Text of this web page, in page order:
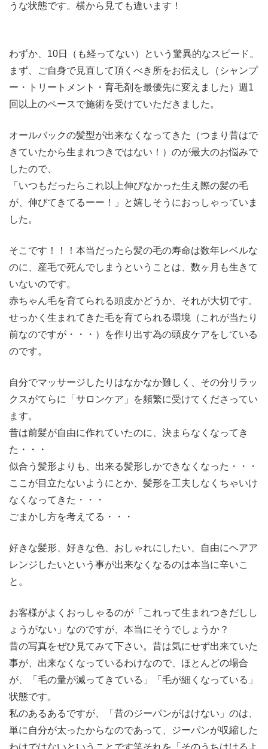
うな状態です。横から見ても違います！
わずか、10日（も経ってない）という驚異的なスピード。
まず、ご自身で見直して頂くべき所をお伝えし（シャンプ
ー・トリートメント・育毛剤を最優先に変えました）週1
回以上のペースで施術を受けていただきました。
オールバックの髪型が出来なくなってきた（つまり昔はで
きていたから生まれつきではない！）のが最大のお悩みで
したので、
「いつもだったらこれ以上伸びなかった生え際の髪の毛
が、伸びてきてるーー！」と嬉しそうにおっしゃっていま
した。
そこです！！！本当だったら髪の毛の寿命は数年レベルな
のに、産毛で死んでしまうということは、数ヶ月も生きて
いないのです。
赤ちゃん毛を育てられる頭皮かどうか、それが大切です。
せっかく生まれてきた毛を育てられる環境（これが当たり
前なのですが・・・）を作り出す為の頭皮ケアをしている
のです。
自分でマッサージしたりはなかなか難しく、その分リラッ
クスがてらに「サロンケア」を頻繁に受けてくださってい
ます。
昔は前髪が自由に作れていたのに、決まらなくなってき
た・・・
似合う髪形よりも、出来る髪形しかできなくなった・・・
ここが目立たないようにとか、髪形を工夫しなくちゃいけ
なくなってきた・・・
ごまかし方を考えてる・・・
好きな髪形、好きな色、おしゃれにしたい、自由にヘアア
レンジしたいという事が出来なくなるのは本当に辛いこ
と。
お客様がよくおっしゃるのが「これって生まれつきだしし
ょうがない」なのですが、本当にそうでしょうか？
昔の写真をぜひ見てみて下さい。昔は気にせず出来ていた
事が、出来なくなっているわけなので、ほとんどの場合
が、「毛の量が減ってきている」「毛が細くなっている」
状態です。
私のあるあるですが、「昔のジーパンがはけない」のは、
単に自分が太ったからなのであって、ジーパンが収縮した
わけではないということです笑それを「そのうちはけるよ